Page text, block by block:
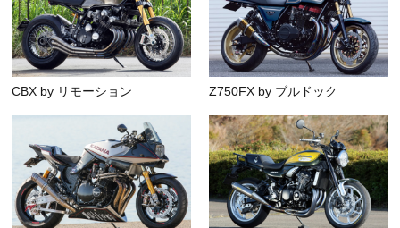
CBX by リモーション Z750FX by ブルドック